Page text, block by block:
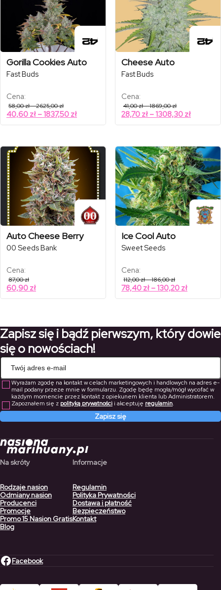
Gorilla Cookies Auto
Fast Buds
Cena:
58,00zł–2625,00złZakres
cen:
od
58,00 zł
40,60 zł – 1837,50 złZakres
cen:
do
1837,50 zł
Cheese Auto
Fast Buds
Cena:
41,00zł–1869,00złZakres
cen:
od
41,00 zł
28,70 zł – 1308,30 złZakres
cen:
do
1308,30
Auto Cheese Berry
00 Seeds Bank
Cena:
87,00zł
60,90 zł
Ice Cool Auto
Sweet Seeds
Cena:
112,00zł–186,00złZakres
cen:
od
112,00 zł
78,40 zł – 130,20 złZakres
cen:
130,20 zł
Zapisz się i bądź pierwszym, który dowie
się o nowościach!
Wyrażam zgodę na kontakt w celach marketingowych i handlowych na adres e-
mail podany przeze mnie w formularzu. Zgodę będę mogła/mógł wycofać w
każdym momencie przez kontakt z opiekunem klienta lub Administratorem.
Zapoznałem się z polityką prywatnościi akceptuję regulamin.
Zapisz się
Na skróty
Rodzaje nasion
Odmiany nasion
Producenci
Promocje
Promo 15 Nasion Gratis
Blog
Informacje
Regulamin
Polityka Prywatności
Dostawa i płatność
Bezpieczeństwo
Kontakt
Facebook